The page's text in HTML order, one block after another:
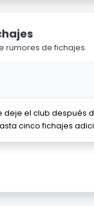
rumores de fichajes.
deje el club después
cinco fichajes